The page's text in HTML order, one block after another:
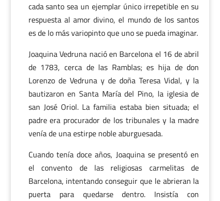
cada santo sea un ejemplar único irrepetible en su
respuesta al amor divino, el mundo de los santos
es de lo más variopinto que uno se pueda imaginar.
Joaquina Vedruna nació en Barcelona el 16 de abril
de 1783, cerca de las Ramblas; es hija de don
Lorenzo de Vedruna y de doña Teresa Vidal, y la
bautizaron en Santa María del Pino, la iglesia de
san José Oriol. La familia estaba bien situada; el
padre era procurador de los tribunales y la madre
venía de una estirpe noble aburguesada.
Cuando tenía doce años, Joaquina se presentó en
el convento de las religiosas carmelitas de
Barcelona, intentando conseguir que le abrieran la
puerta para quedarse dentro. Insistía con